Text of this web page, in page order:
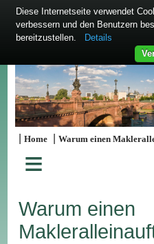
|Home |Warum einen
≡
Warum einen
Diese Internetseite verwendet
verbessern und den Benutzern
bereitzustellen.
Details